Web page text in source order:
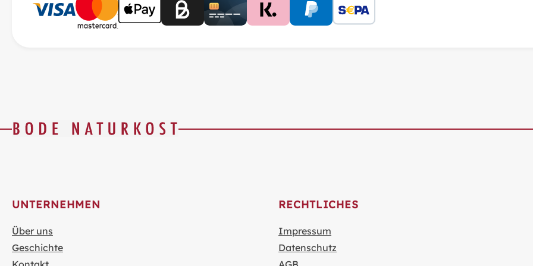
UNTERNEHMEN
Über uns
Geschichte
RECHTLICHES
Impressum
Datenschutz